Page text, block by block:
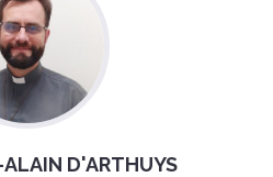
ALAIN D'ARTHUYS